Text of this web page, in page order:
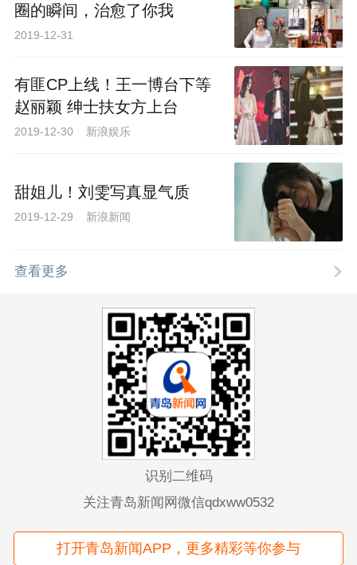
圈的瞬间，治愈了你我
2019-12-31
有匪CP上线！王一博台下等
赵丽颖 绅士扶女方上台
2019-12-30 新浪娱乐
甜姐儿！刘雯写真显气质
2019-12-29 新浪新闻
查看更多
识别二维码
关注青岛新闻网微信qdxww0532
打开青岛新闻APP，更多精彩等你参与